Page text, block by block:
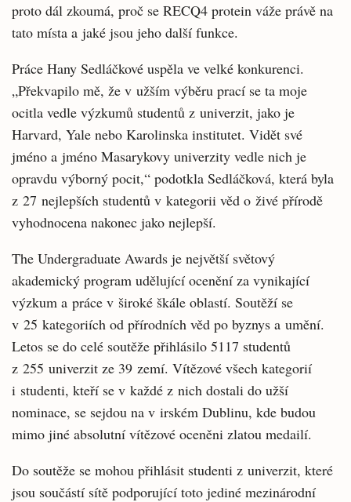
proto dál zkoumá, proč se RECQ4 protein váže právě na
tato místa a jaké jsou jeho další funkce.
Práce Hany Sedláčkové uspěla ve velké konkurenci.
„Překvapilo mě, že v užším výběru prací se ta moje
ocitla vedle výzkumů studentů z univerzit, jako je
Harvard, Yale nebo Karolinska institutet. Vidět své
jméno a jméno Masarykovy univerzity vedle nich je
opravdu výborný pocit,“ podotkla Sedláčková, která byla
z 27 nejlepších studentů v kategorii věd o živé přírodě
vyhodnocena nakonec jako nejlepší.
The Undergraduate Awards je největší světový
akademický program udělující ocenění za vynikající
výzkum a práce v široké škále oblastí. Soutěží se
v 25 kategoriích od přírodních věd po byznys a umění.
Letos se do celé soutěže přihlásilo 5117 studentů
z 255 univerzit ze 39 zemí. Vítězové všech kategorií
i studenti, kteří se v každé z nich dostali do užší
nominace, se sejdou na v irském Dublinu, kde budou
mimo jiné absolutní vítězové oceněni zlatou medailí.
Do soutěže se mohou přihlásit studenti z univerzit, které
jsou součástí sítě podporující toto jediné mezinárodní